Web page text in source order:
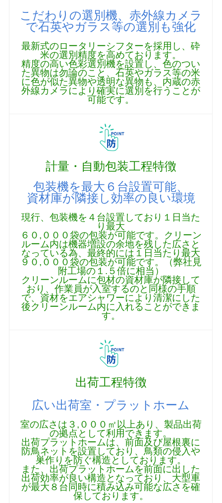
こだわりの選別機、赤外線カメラ
で石英やガラス等の選別も強化
最新式のロータリーシフターを採用し、砕
米の選別精度を高めております。
精度の高い色彩選別機を設置し、色のつい
た異物は勿論のこと、石英やガラス等の米
に色が似た異物や透明な異物も、内蔵の赤
外線カメラにより確実に選別を行うことが
可能です。
計量・自動包装工程特徴
包装機を最大６台設置可能、
資材庫が隣接し効率の良い環境
現行、包装機を４台設置しており１日当た
り最大
６０,０００袋の包装が可能です。クリーン
ルーム内は機器増設の余地を残した広さと
なっている為、最終的には１日当たり最大
９０,０００袋の包装が可能です。（弊社見
附工場の１.５倍に相当）
クリーンルームに包材の資材庫が隣接して
おり、作業員が入室するのと同様の手順
で、資材をエアシャワーにより清潔にした
後クリーンルーム内に入れることができま
す。
出荷工程特徴
広い出荷室・プラットホーム
室の広さは３,０００㎡以上あり、製品出荷
の拠点として利用できます。
出荷プラットホームは、前面及び屋根裏に
防鳥ネットを設置しており、鳥類の侵入や
巣作りを防ぐ構造としております。
また、出荷プラットホームを前面に出した
出荷効率が良い構造となっており、大型車
が最大８台同時に積み込み可能な広さを確
保しております。